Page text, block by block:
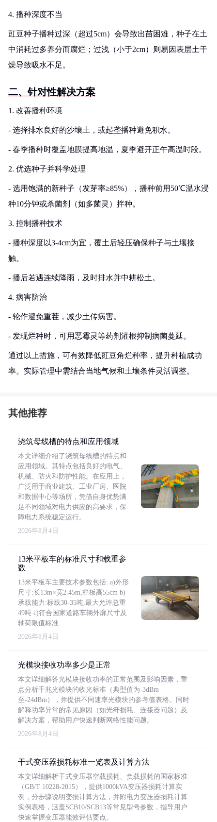
4. 播种深度不当
豇豆种子播种过深（超过5cm）会导致出苗困难，种子在土
中消耗过多养分而腐烂；过浅（小于2cm）则易因表层土干
燥导致吸水不足。
二、针对性解决方案
1. 改善播种环境
- 选择排水良好的沙壤土，或起垄播种避免积水。
- 春季播种时覆盖地膜提高地温，夏季避开正午高温时段。
2. 优选种子并科学处理
- 选用饱满的新种子（发芽率≥85%），播种前用50℃温水浸
种10分钟或杀菌剂（如多菌灵）拌种。
3. 控制播种技术
- 播种深度以3-4cm为宜，覆土后轻压确保种子与土壤接
触。
- 播后若遇连续降雨，及时排水并中耕松土。
4. 病害防治
- 轮作避免重茬，减少土传病害。
- 发现烂种时，可用恶霉灵等药剂灌根抑制病菌蔓延。
通过以上措施，可有效降低豇豆角烂种率，提升种植成功
率。实际管理中需结合当地气候和土壤条件灵活调整。
其他推荐
浇筑母线槽的特点和应用领域
本文详细介绍了浇筑母线槽的特点和
应用领域。其特点包括良好的电气、
机械、防火和防护性能。在应用上，
广泛用于商业建筑、工业厂房、医院
和数据中心等场所，凭借自身优势满
足不同领域对电力供应的高要求，保
障电力系统稳定运行。
2026年8月4日
13米平板车的标准尺寸和载重参
数
13米平板车主要技术参数包括: a)外形
尺寸:长13m×宽2.45m,栏板高55cm b)
承载能力:标载30-35吨,最大允许总重
49吨 c)符合国家道路车辆外廓尺寸及
轴荷限值标准
2026年8月4日
光模块接收功率多少是正常
本文详细解答光模块接收功率的正常范围及影响因素，重
点分析千兆光模块的收光标准（典型值为-3dBm
至-24dBm），并提供不同速率光模块的参考值表格。同时
解释功率异常的常见原因（如光纤损耗、连接器问题）及
解决方案，帮助用户快速判断网络性能问题。
2026年8月4日
干式变压器损耗标准一览表及计算方法
本文详细解析干式变压器空载损耗、负载损耗的国家标准
（GB/T 10228-2015），提供1000kVA变压器损耗计算实
例，分步骤说明变损计算方法，并附电力变压器损耗计算
实例表格，涵盖SCB10/SCB13等常见型号参数，指导用户
快速掌握变压器能效评估要点。